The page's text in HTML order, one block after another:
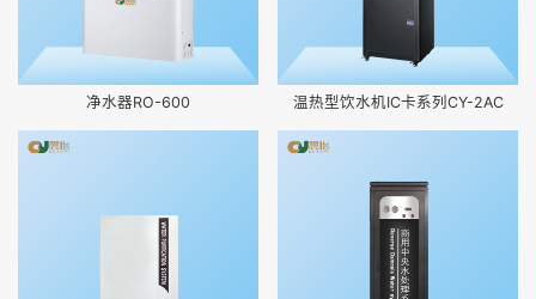
净水器RO-600 温热型饮水机IC卡系列CY-2AC